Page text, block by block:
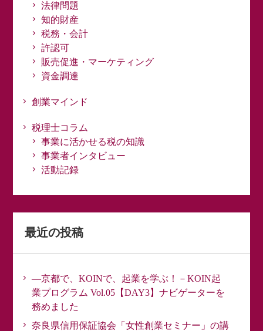
法律問題
知的財産
税務・会計
許認可
販売促進・マーケティング
資金調達
創業マインド
税理士コラム
事業に活かせる税の知識
事業者インタビュー
活動記録
最近の投稿
―京都で、KOINで、起業を学ぶ！－KOIN起
業プログラム Vol.05【DAY3】ナビゲーターを
務めました
奈良県信用保証協会「女性創業セミナー」の講